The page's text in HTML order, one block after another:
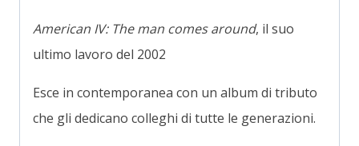
American IV: The man comes around, il suo
ultimo lavoro del 2002
Esce in contemporanea con un album di tributo
che gli dedicano colleghi di tutte le generazioni.